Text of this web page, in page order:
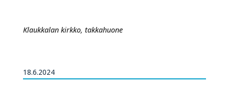
Klaukkalan kirkko, takkahuone
18.6.2024